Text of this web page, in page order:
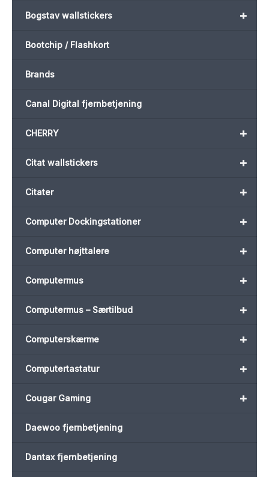
+
Bogstav wallstickers
Bootchip / Flashkort
Brands
Canal Digital fjernbetjening
+
CHERRY
+
Citat wallstickers
+
Citater
+
Computer Dockingstationer
+
Computer højttalere
+
Computermus
+
Computermus – Særtilbud
+
Computerskærme
+
Computertastatur
+
Cougar Gaming
Daewoo fjernbetjening
Dantax fjernbetjening